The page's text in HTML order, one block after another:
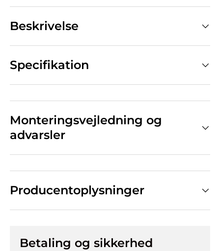
Beskrivelse
Specifikation
Monteringsvejledning og
advarsler
Producentoplysninger
Betaling og sikkerhed